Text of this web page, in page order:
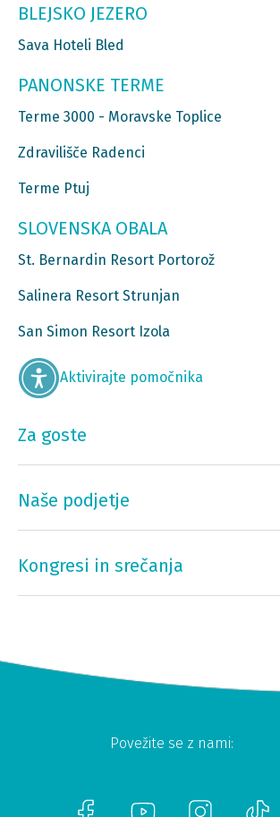
BLEJSKO JEZERO
Sava Hoteli Bled
PANONSKE TERME
Terme 3000 - Moravske Toplice
Zdravilišče Radenci
Terme Ptuj
SLOVENSKA OBALA
St. Bernardin Resort Portorož
Salinera Resort Strunjan
San Simon Resort Izola
Aktivirajte pomočnika
Za goste
Naše podjetje
Kongresi in srečanja
Povežite se z nami: